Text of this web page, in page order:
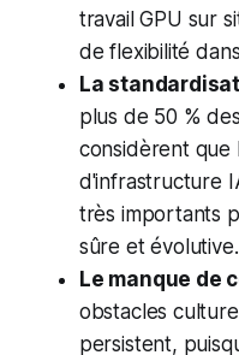
travail GPU sur
de flexibilité
La
plus de 50 %
considèrent que
d'infrastructure
très importants
sûre et évolutive.
Le manque de
obstacles
persistent,